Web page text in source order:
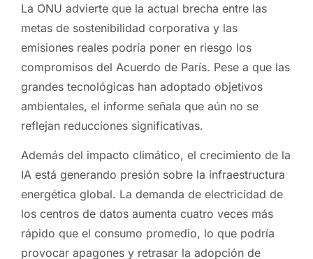
La ONU advierte que la actual brecha entre las
metas de sostenibilidad corporativa y las
emisiones reales podría poner en riesgo los
compromisos del Acuerdo de París. Pese a que las
grandes tecnológicas han adoptado objetivos
ambientales, el informe señala que aún no se
reflejan reducciones significativas.
Además del impacto climático, el crecimiento de la
IA está generando presión sobre la infraestructura
energética global. La demanda de electricidad de
los centros de datos aumenta cuatro veces más
rápido que el consumo promedio, lo que podría
provocar apagones y retrasar la adopción de